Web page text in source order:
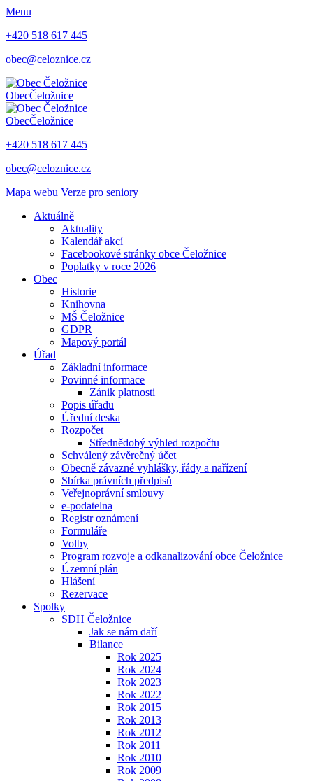
Menu
+420 518 617 445
obec@celoznice.cz
ObecČeložnice
ObecČeložnice
+420 518 617 445
obec@celoznice.cz
Mapa webu Verze pro seniory
Aktuálně
Aktuality
Kalendář akcí
Facebookové stránky obce Čeložnice
Poplatky v roce 2026
Obec
Historie
Knihovna
MŠ Čeložnice
GDPR
Mapový portál
Úřad
Základní informace
Povinné informace
Zánik platnosti
Popis úřadu
Úřední deska
Rozpočet
Střednědobý výhled rozpočtu
Schválený závěrečný účet
Obecně závazné vyhlášky, řády a nařízení
Sbírka právních předpisů
Veřejnoprávní smlouvy
e-podatelna
Registr oznámení
Formuláře
Volby
Program rozvoje a odkanalizování obce Čeložnice
Územní plán
Hlášení
Rezervace
Spolky
SDH Čeložnice
Jak se nám daří
Bilance
Rok 2025
Rok 2024
Rok 2023
Rok 2022
Rok 2015
Rok 2013
Rok 2012
Rok 2011
Rok 2010
Rok 2009